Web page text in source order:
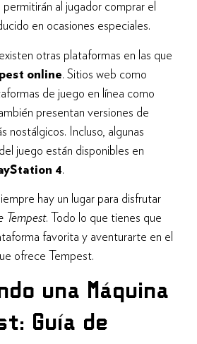
al jugador comprar el
en ocasiones especiales.
otras plataformas en las que
online. Sitios web como
de juego en línea como
presentan versiones de
nostálgicos. Incluso, algunas
juego están disponibles en
4.
hay un lugar para disfrutar
Tempest. Todo lo que tienes que
favorita y aventurarte en el
ofrece Tempest.
una Máquina
Guía de